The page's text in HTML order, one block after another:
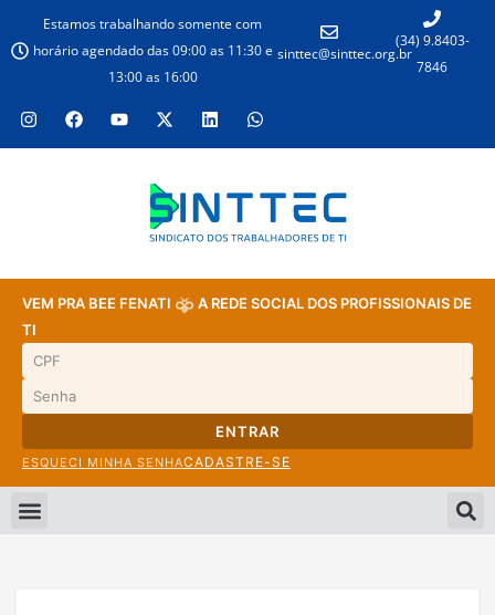
Estamos trabalhando somente com
horário agendado das 09:00 as 11:30 e
13:00 as 16:00
sinttec@sinttec.org.br
(34) 9.8403-
7846
VEM PRA BEE FENATI
A REDE SOCIAL DOS PROFISSIONAIS DE
TI
ENTRAR
ESQUECI MINHA SENHACADASTRE-SE